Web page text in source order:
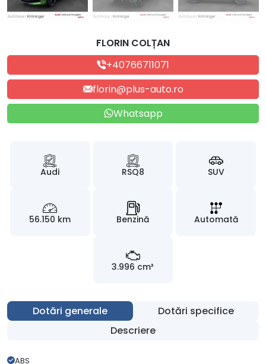
FLORIN COLȚAN
+40766711071
florin@plus-auto.ro
Whatsapp
Audi RSQ8 SUV
56.150 km Benzină Automată
3.996 cm³
Dotări generale
Dotări specifice
Descriere
ABS